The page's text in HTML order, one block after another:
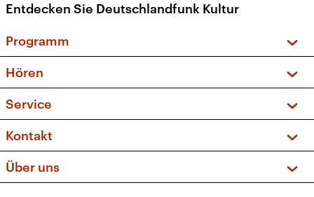
Entdecken Sie Deutschlandfunk Kultur
Programm
Sendungen und Podcasts
Musikliste
Kakadu – Das Kinderprogramm
Hören
Frequenzen (UKW + DAB+)
Service
FAQ
Apps
Newsletter
Kontakt
Social Media
Über uns